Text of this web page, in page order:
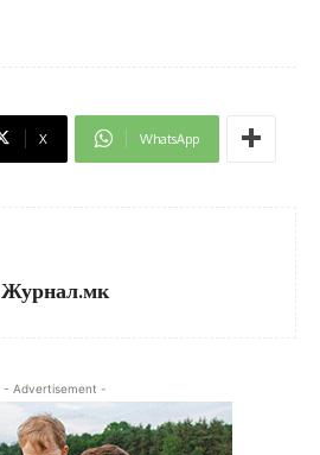
X WhatsApp
Журнал.мк
- Advertisement -